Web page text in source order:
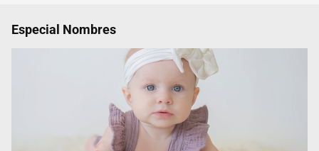
Especial Nombres